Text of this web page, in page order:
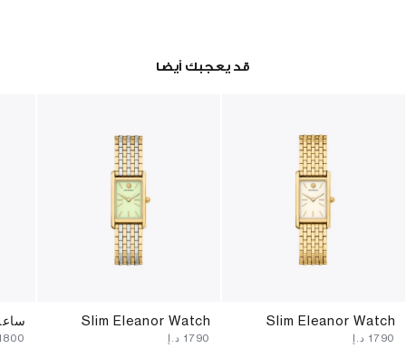
قد يعجبك أيضا
Slim Eleanor Watch
Slim Eleanor Watch